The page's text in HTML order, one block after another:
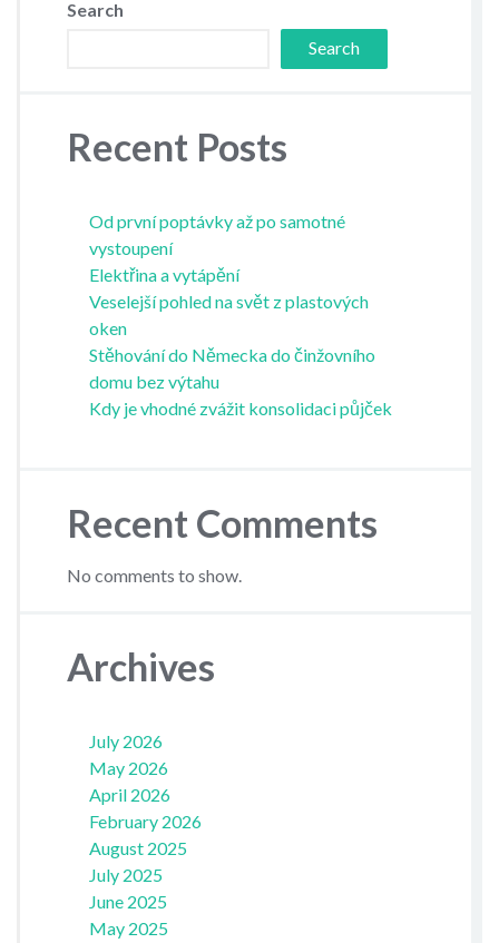
Search
Search
Recent Posts
Od první poptávky až po samotné
vystoupení
Elektřina a vytápění
Veselejší pohled na svět z plastových
oken
Stěhování do Německa do činžovního
domu bez výtahu
Kdy je vhodné zvážit konsolidaci půjček
Recent Comments
No comments to show.
Archives
July 2026
May 2026
April 2026
February 2026
August 2025
July 2025
June 2025
May 2025